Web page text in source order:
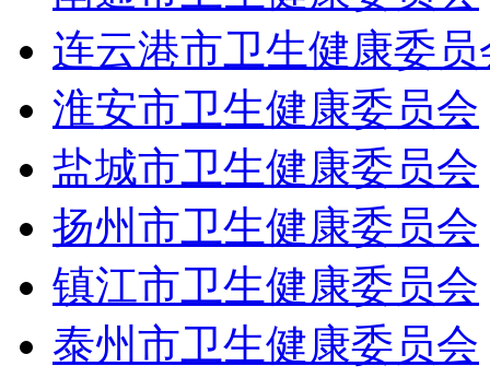
连云港市卫生健康委员
淮安市卫生健康委员会
盐城市卫生健康委员会
扬州市卫生健康委员会
镇江市卫生健康委员会
泰州市卫生健康委员会